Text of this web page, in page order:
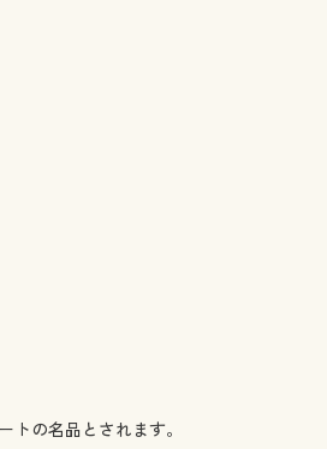
の名品とされます。